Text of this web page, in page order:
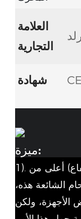
العلامة
التجارية
شهادة CE
ميزة:
1). إذا كان سمك ملف التعريف الخاص بك (الارتفاع) أعلى من
الشائعة هذه،
الأجهزة، ولكن